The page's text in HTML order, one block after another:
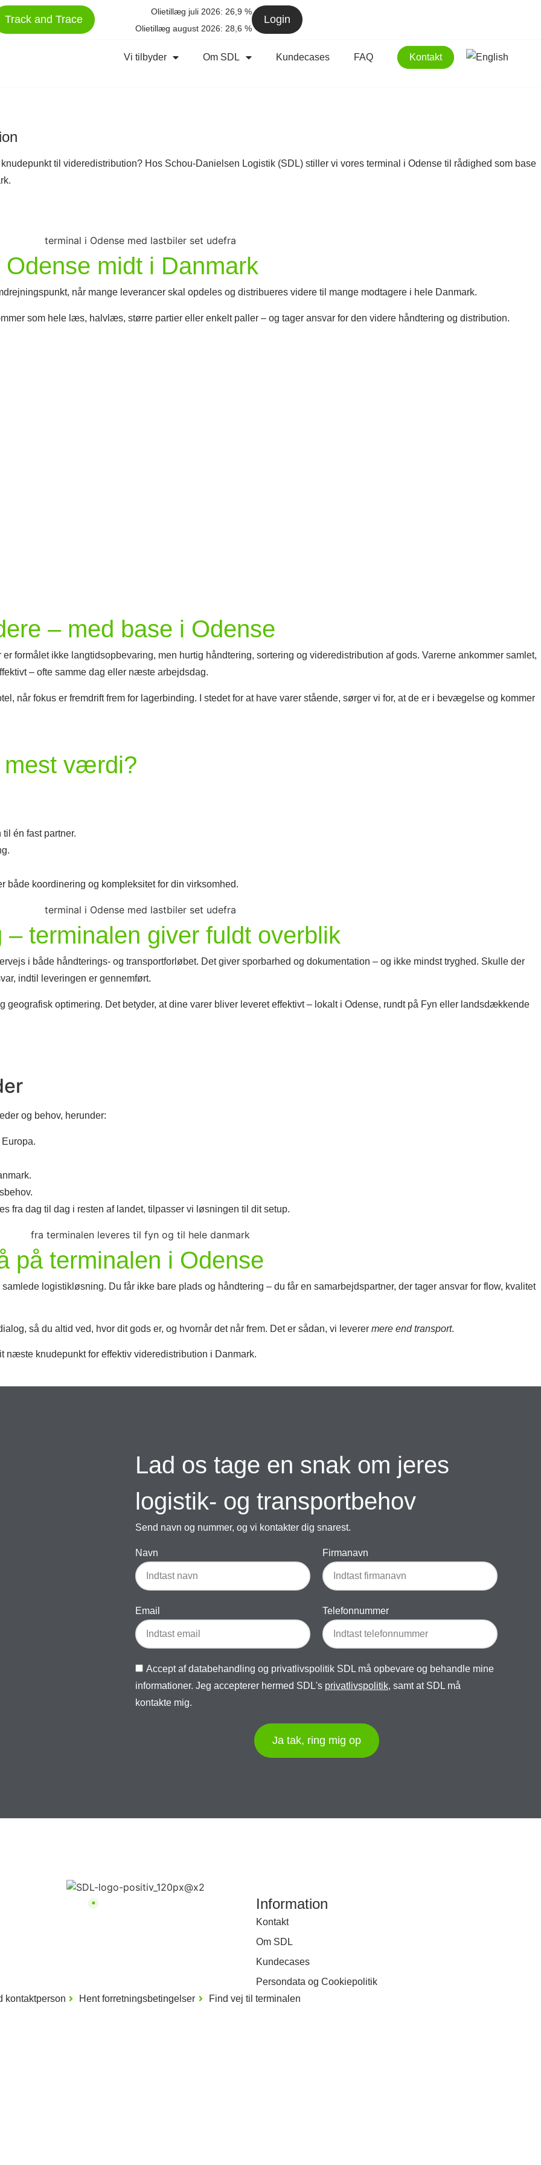
Track and Trace
Olietillæg juli 2026: 26,9 %
Olietillæg august 2026: 28,6 %
Login
Vi tilbyder Om SDL Kundecases FAQ Kontakt
til videredistribution? Hos Schou-Danielsen Logistik (SDL) stiller vi vores terminal i Odense til rådighed som base
midt i Danmark
når mange leverancer skal opdeles og distribueres videre til mange modtagere i hele Danmark.
som hele læs, halvlæs, større partier eller enkelt paller – og tager ansvar for den videre håndtering og distribution.
– med base i Odense
er formålet ikke langtidsopbevaring, men hurtig håndtering, sortering og videredistribution af gods. Varerne ankommer samlet,
– ofte samme dag eller næste arbejdsdag.
når fokus er fremdrift frem for lagerbinding. I stedet for at have varer stående, sørger vi for, at de er i bevægelse og kommer
mest værdi?
én fast partner.
både koordinering og kompleksitet for din virksomhed.
terminalen giver fuldt overblik
i både håndterings- og transportforløbet. Det giver sporbarhed og dokumentation – og ikke mindst tryghed. Skulle der
indtil leveringen er gennemført.
optimering. Det betyder, at dine varer bliver leveret effektivt – lokalt i Odense, rundt på Fyn eller landsdækkende
og behov, herunder:
fra dag til dag i resten af landet, tilpasser vi løsningen til dit setup.
på terminalen i Odense
logistikløsning. Du får ikke bare plads og håndtering – du får en samarbejdspartner, der tager ansvar for flow, kvalitet
så du altid ved, hvor dit gods er, og hvornår det når frem. Det er sådan, vi leverer mere end transport.
næste knudepunkt for effektiv videredistribution i Danmark.
Lad os tage en snak om jeres
logistik- og transportbehov
Send navn og nummer, og vi kontakter dig snarest.
Navn Firmanavn
Email Telefonnummer
Accept af databehandling og privatlivspolitik SDL må opbevare og behandle mine
informationer. Jeg accepterer hermed SDL's privatlivspolitik, samt at SDL må
kontakte mig.
Ja tak, ring mig op
Information
Kontakt
Om SDL
Kundecases
Persondata og Cookiepolitik
kontaktperson
Hent forretningsbetingelser Find vej til terminalen